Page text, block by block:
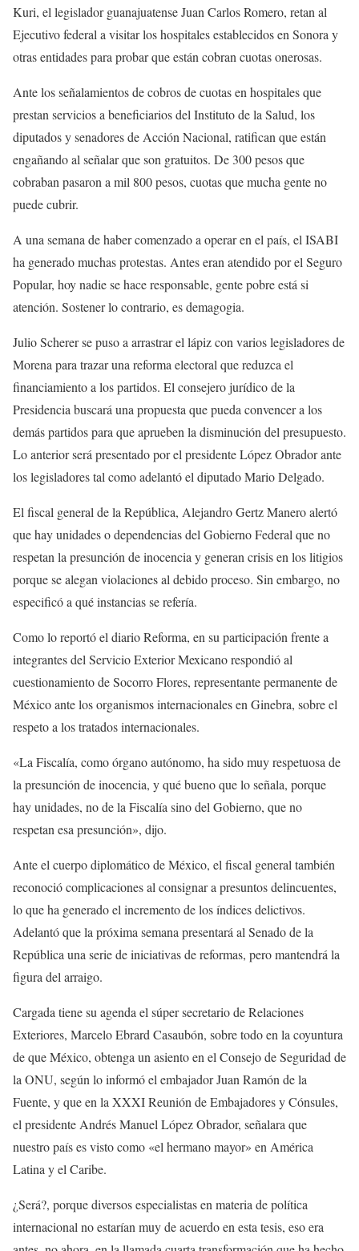
Kuri, el legislador guanajuatense Juan Carlos Romero, retan al
Ejecutivo federal a visitar los hospitales establecidos en Sonora y
otras entidades para probar que están cobran cuotas onerosas.
Ante los señalamientos de cobros de cuotas en hospitales que
prestan servicios a beneficiarios del Instituto de la Salud, los
diputados y senadores de Acción Nacional, ratifican que están
engañando al señalar que son gratuitos. De 300 pesos que
cobraban pasaron a mil 800 pesos, cuotas que mucha gente no
puede cubrir.
A una semana de haber comenzado a operar en el país, el ISABI
ha generado muchas protestas. Antes eran atendido por el Seguro
Popular, hoy nadie se hace responsable, gente pobre está si
atención. Sostener lo contrario, es demagogia.
Julio Scherer se puso a arrastrar el lápiz con varios legisladores de
Morena para trazar una reforma electoral que reduzca el
financiamiento a los partidos. El consejero jurídico de la
Presidencia buscará una propuesta que pueda convencer a los
demás partidos para que aprueben la disminución del presupuesto.
Lo anterior será presentado por el presidente López Obrador ante
los legisladores tal como adelantó el diputado Mario Delgado.
El fiscal general de la República, Alejandro Gertz Manero alertó
que hay unidades o dependencias del Gobierno Federal que no
respetan la presunción de inocencia y generan crisis en los litigios
porque se alegan violaciones al debido proceso. Sin embargo, no
especificó a qué instancias se refería.
Como lo reportó el diario Reforma, en su participación frente a
integrantes del Servicio Exterior Mexicano respondió al
cuestionamiento de Socorro Flores, representante permanente de
México ante los organismos internacionales en Ginebra, sobre el
respeto a los tratados internacionales.
«La Fiscalía, como órgano autónomo, ha sido muy respetuosa de
la presunción de inocencia, y qué bueno que lo señala, porque
hay unidades, no de la Fiscalía sino del Gobierno, que no
respetan esa presunción», dijo.
Ante el cuerpo diplomático de México, el fiscal general también
reconoció complicaciones al consignar a presuntos delincuentes,
lo que ha generado el incremento de los índices delictivos.
Adelantó que la próxima semana presentará al Senado de la
República una serie de iniciativas de reformas, pero mantendrá la
figura del arraigo.
Cargada tiene su agenda el súper secretario de Relaciones
Exteriores, Marcelo Ebrard Casaubón, sobre todo en la coyuntura
de que México, obtenga un asiento en el Consejo de Seguridad de
la ONU, según lo informó el embajador Juan Ramón de la
Fuente, y que en la XXXI Reunión de Embajadores y Cónsules,
el presidente Andrés Manuel López Obrador, señalara que
nuestro país es visto como «el hermano mayor» en América
Latina y el Caribe.
¿Será?, porque diversos especialistas en materia de política
internacional no estarían muy de acuerdo en esta tesis, eso era